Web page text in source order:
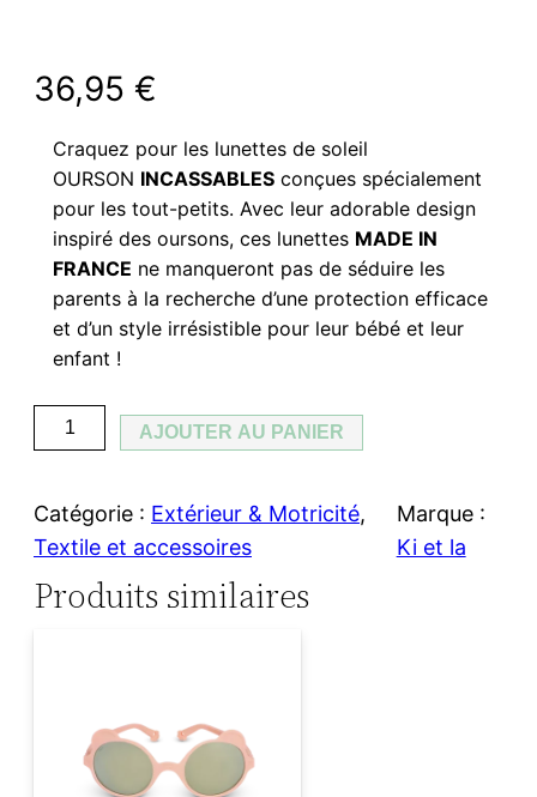
36,95 €
Craquez pour les lunettes de soleil
OURSON INCASSABLES conçues spécialement
pour les tout-petits. Avec leur adorable design
inspiré des oursons, ces lunettes MADE IN
FRANCE ne manqueront pas de séduire les
parents à la recherche d’une protection efficace
et d’un style irrésistible pour leur bébé et leur
enfant !
u
n
t
i
AJOUTER AU PANIER
Catégorie : Extérieur & Motricité
Textile et accessoires
Marque :
Ki et la
Produits similaires